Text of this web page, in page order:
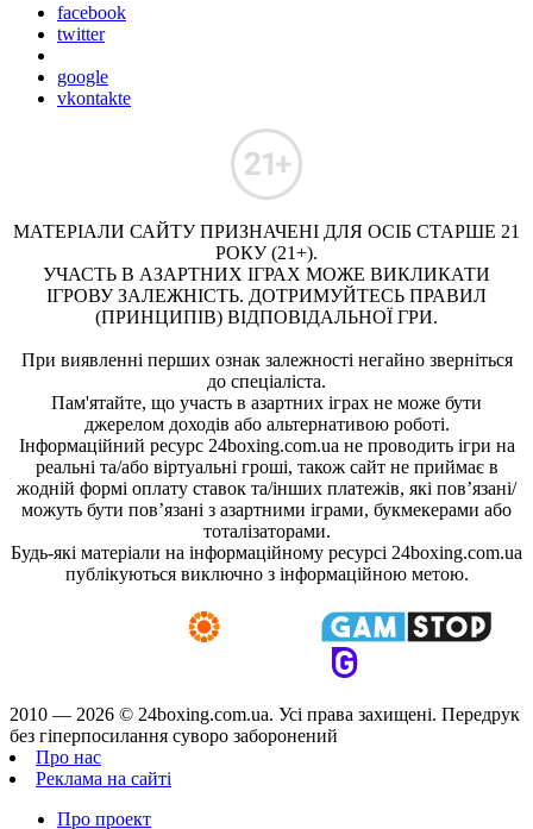
facebook
twitter
google
vkontakte
МАТЕРІАЛИ САЙТУ ПРИЗНАЧЕНІ ДЛЯ ОСІБ СТАРШЕ 21
РОКУ (21+).
УЧАСТЬ В АЗАРТНИХ ІГРАХ МОЖЕ ВИКЛИКАТИ
ІГРОВУ ЗАЛЕЖНІСТЬ. ДОТРИМУЙТЕСЬ ПРАВИЛ
(ПРИНЦИПІВ) ВІДПОВІДАЛЬНОЇ ГРИ.
При виявленні перших ознак залежності негайно зверніться
до спеціаліста.
Пам'ятайте, що участь в азартних іграх не може бути
джерелом доходів або альтернативою роботі.
Інформаційний ресурс 24boxing.com.ua не проводить ігри на
реальні та/або віртуальні гроші, також сайт не приймає в
жодній формі оплату ставок та/інших платежів, які пов’язані/
можуть бути пов’язані з азартними іграми, букмекерами або
тоталізаторами.
Будь-які матеріали на інформаційному ресурсі 24boxing.com.ua
публікуються виключно з інформаційною метою.
2010 — 2026 © 24boxing.com.ua. Усi права захищенi. Передрук
без гіперпосилання суворо заборонений
Про нас
Реклама на сайті
Про проект